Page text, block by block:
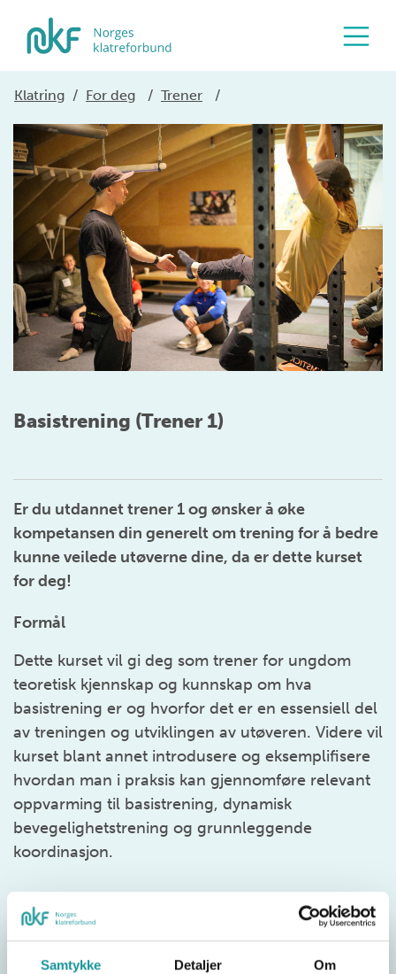
Samtykke Detaljer Om
Klatring / For deg / Trener /
Basistrening (Trener 1)
Er du utdannet trener 1 og ønsker å øke
kompetansen din generelt om trening for å bedre
kunne veilede utøverne dine, da er dette kurset
for deg!
Formål
Dette kurset vil gi deg som trener for ungdom
teoretisk kjennskap og kunnskap om hva
basistrening er og hvorfor det er en essensiell del
av treningen og utviklingen av utøveren. Videre vil
kurset blant annet introdusere og eksemplifisere
hvordan man i praksis kan gjennomføre relevant
oppvarming til basistrening, dynamisk
bevegelighetstrening og grunnleggende
koordinasjon.
Målgruppe